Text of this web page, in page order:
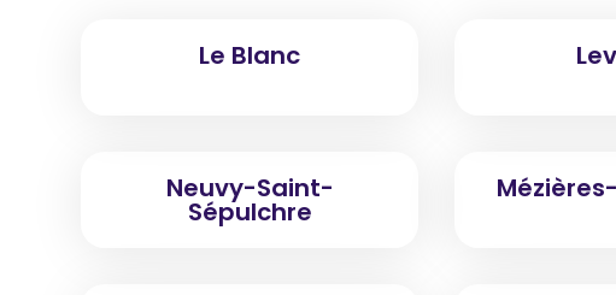
Le Blanc
Neuvy-Saint-
Sépulchre